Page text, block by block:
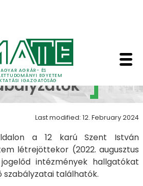
AGRÁR- ÉS
EGYETEM
IGAZGATÓSÁG
Last modified: 12. February 2024
a 12 karú Szent István
létrejöttekor (2022. augusztus
intézmények hallgatókat
szabályzatai találhatók.